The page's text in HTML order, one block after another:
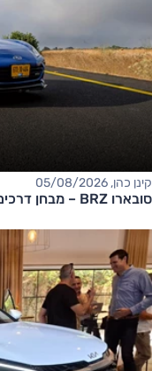
קינן כהן, 05/08/2026
סובארו BRZ – מבחן דרכים (tS)